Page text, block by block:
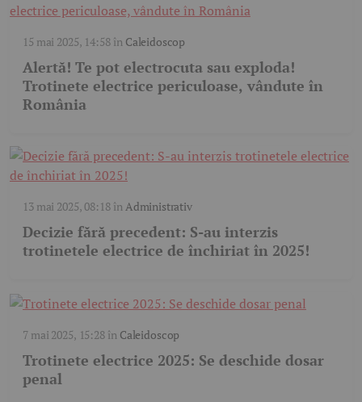
15 mai 2025, 14:58în Caleidoscop
Alertă! Te pot electrocuta sau exploda!
Trotinete electrice periculoase, vândute în
România
13 mai 2025, 08:18înAdministrativ
Decizie fără precedent: S-au interzis
trotinetele electrice de închiriat în 2025!
7 mai 2025, 15:28în Caleidoscop
Trotinete electrice 2025: Se deschide dosar
penal